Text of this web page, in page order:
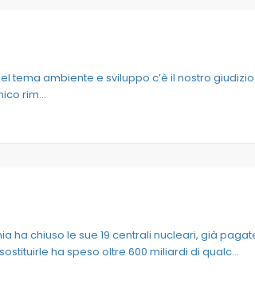
tema ambiente e sviluppo c’è il nostro
rim...
ha chiuso le sue 19 centrali nucleari, già
ha speso oltre 600 miliardi di qualc...